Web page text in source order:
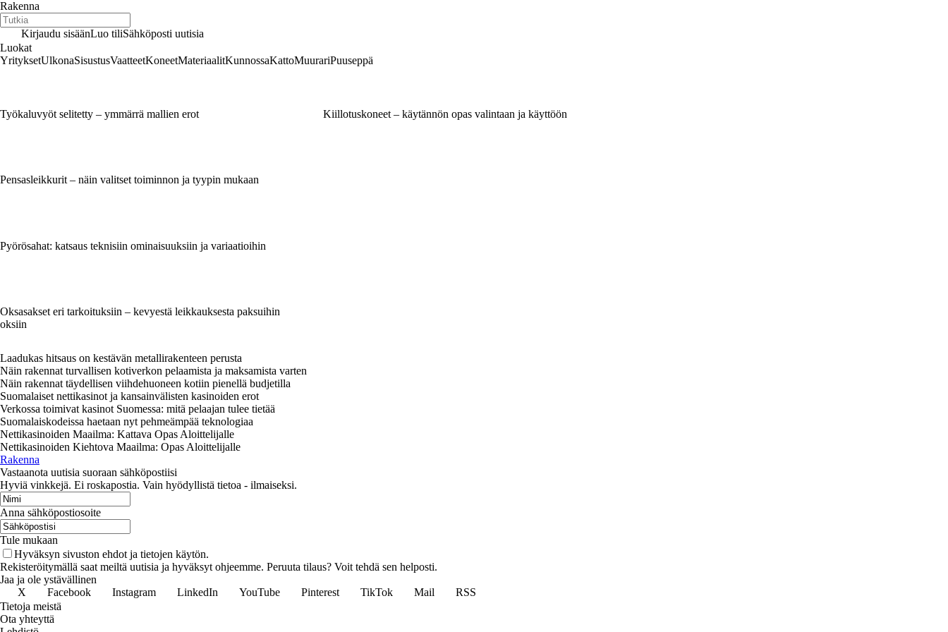
Rakenna
Kirjaudu sisäänLuo tiliSähköposti uutisia
Luokat
YrityksetUlkonaSisustusVaatteetKoneetMateriaalitKunnossaKattoMuurariPuuseppä
Työkaluvyöt selitetty – ymmärrä mallien erot
Pensasleikkurit – näin valitset toiminnon ja tyypin mukaan
Pyörösahat: katsaus teknisiin ominaisuuksiin ja variaatioihin
Oksasakset eri tarkoituksiin – kevyestä leikkauksesta paksuihin
oksiin
Kiillotuskoneet – käytännön opas valintaan ja käyttöön
Laadukas hitsaus on kestävän metallirakenteen perusta
Näin rakennat turvallisen kotiverkon pelaamista ja maksamista varten
Näin rakennat täydellisen viihdehuoneen kotiin pienellä budjetilla
Suomalaiset nettikasinot ja kansainvälisten kasinoiden erot
Verkossa toimivat kasinot Suomessa: mitä pelaajan tulee tietää
Suomalaiskodeissa haetaan nyt pehmeämpää teknologiaa
Nettikasinoiden Maailma: Kattava Opas Aloittelijalle
Nettikasinoiden Kiehtova Maailma: Opas Aloittelijalle
Rakenna
Vastaanota uutisia suoraan sähköpostiisi
Hyviä vinkkejä. Ei roskapostia. Vain hyödyllistä tietoa - ilmaiseksi.
Anna sähköpostiosoite
Tule mukaan
Hyväksyn sivuston ehdot ja tietojen käytön.
Rekisteröitymällä saat meiltä uutisia ja hyväksyt ohjeemme. Peruuta tilaus? Voit tehdä sen helposti.
Jaa ja ole ystävällinen
X
Facebook Instagram LinkedIn YouTube Pinterest TikTok Mail
RSS
Tietoja meistä
Ota yhteyttä